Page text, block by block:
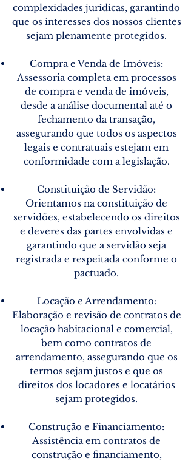
complexidades jurídicas, garantindo
que os interesses dos nossos clientes
sejam plenamente protegidos.
Compra e Venda de Imóveis:
Assessoria completa em processos
de compra e venda de imóveis,
desde a análise documental até o
fechamento da transação,
assegurando que todos os aspectos
legais e contratuais estejam em
conformidade com a legislação.
Constituição de Servidão:
Orientamos na constituição de
servidões, estabelecendo os direitos
e deveres das partes envolvidas e
garantindo que a servidão seja
registrada e respeitada conforme o
pactuado.
Locação e Arrendamento:
Elaboração e revisão de contratos de
locação habitacional e comercial,
bem como contratos de
arrendamento, assegurando que os
termos sejam justos e que os
direitos dos locadores e locatários
sejam protegidos.
Construção e Financiamento:
Assistência em contratos de
construção e financiamento,